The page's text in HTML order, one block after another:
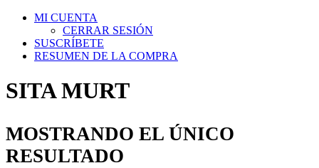
MI CUENTA
CERRAR SESIÓN
SUSCRÍBETE
RESUMEN DE LA COMPRA
SITA MURT
MOSTRANDO EL ÚNICO
RESULTADO